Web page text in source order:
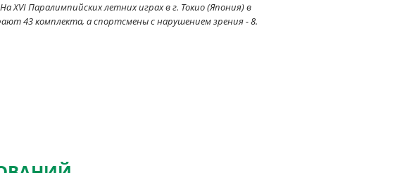
XVI Паралимпийских летних играх в г. Токио (Япония) в
43 комплекта, а спортсмены с нарушением зрения - 8.